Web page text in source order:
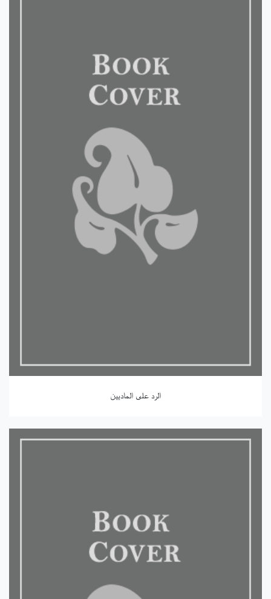
الرد على الماديين